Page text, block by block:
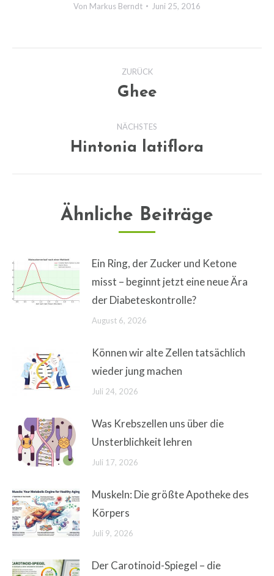
Von Markus Berndt Juni 25, 2016
Kommentarnavigation
ZURÜCK
Vorheriger
Ghee
NÄCHSTES
Nächster
Hintonia latiflora
Ähnliche Beiträge
Ein Ring, der Zucker und Ketone
misst – beginnt jetzt eine neue Ära
der Diabeteskontrolle?
August 6, 2026
Können wir alte Zellen tatsächlich
wieder jung machen
Juli 24, 2026
Was Krebszellen uns über die
Unsterblichkeit lehren
Juli 17, 2026
Muskeln: Die größte Apotheke des
Körpers
Juli 9, 2026
Der Carotinoid-Spiegel – die